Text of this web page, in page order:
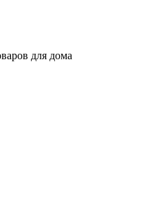
для дома